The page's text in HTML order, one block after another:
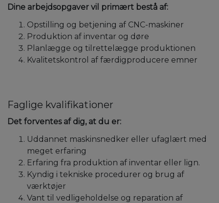
Dine arbejdsopgaver vil primært bestå af:
Opstilling og betjening af CNC-maskiner
Produktion af inventar og døre
Planlægge og tilrettelægge produktionen
Kvalitetskontrol af færdigproducere emner
Faglige kvalifikationer
Det forventes af dig, at du er:
Uddannet maskinsnedker eller ufaglært med
meget erfaring
Erfaring fra produktion af inventar eller lign.
Kyndig i tekniske procedurer og brug af
værktøjer
Vant til vedligeholdelse og reparation af